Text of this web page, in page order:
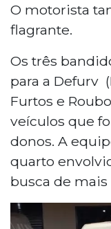
O motorista
flagrante.
Os três
para a Defurv
Furtos e
veículos que
donos. A
quarto
busca de